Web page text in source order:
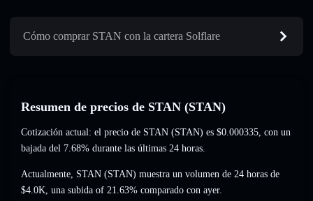
Cómo comprar STAN con la cartera Solflare
Resumen de precios de STAN (STAN)
Cotización actual: el precio de STAN (STAN) es $0.000335, con un
bajada del 7.68% durante las últimas 24 horas.
Actualmente, STAN (STAN) muestra un volumen de 24 horas de
$4.0K, una subida of 21.63% comparado con ayer.